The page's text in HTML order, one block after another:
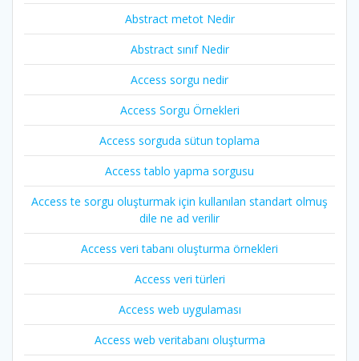
Abstract metot Nedir
Abstract sınıf Nedir
Access sorgu nedir
Access Sorgu Örnekleri
Access sorguda sütun toplama
Access tablo yapma sorgusu
Access te sorgu oluşturmak için kullanılan standart olmuş
dile ne ad verilir
Access veri tabanı oluşturma örnekleri
Access veri türleri
Access web uygulaması
Access web veritabanı oluşturma